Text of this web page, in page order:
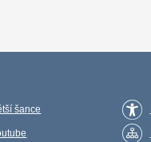
šance